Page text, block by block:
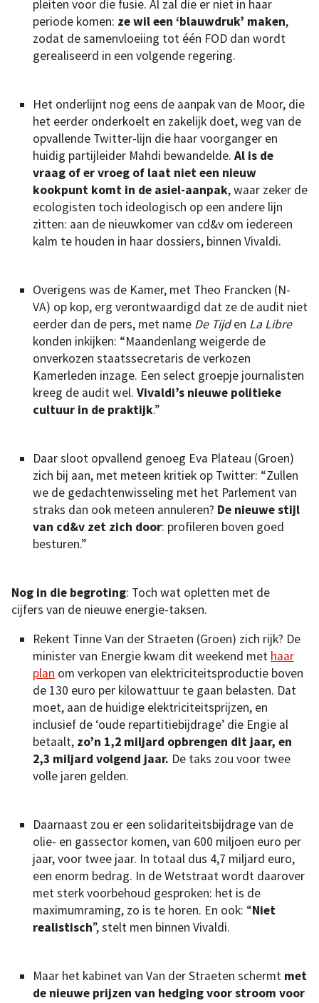
pleiten voor die fusie. Al zal die er niet in haar
periode komen: ze wil een ‘blauwdruk’ maken,
zodat de samenvloeiing tot één FOD dan wordt
gerealiseerd in een volgende regering.
Het onderlijnt nog eens de aanpak van de Moor, die
het eerder onderkoelt en zakelijk doet, weg van de
opvallende Twitter-lijn die haar voorganger en
huidig partijleider Mahdi bewandelde. Al is de
vraag of er vroeg of laat niet een nieuw
kookpunt komt in de asiel-aanpak, waar zeker de
ecologisten toch ideologisch op een andere lijn
zitten: aan de nieuwkomer van cd&v om iedereen
kalm te houden in haar dossiers, binnen Vivaldi.
Overigens was de Kamer, met Theo Francken (N-
VA) op kop, erg verontwaardigd dat ze de audit niet
eerder dan de pers, met name De Tijden La Libre
konden inkijken: “Maandenlang weigerde de
onverkozen staatssecretaris de verkozen
Kamerleden inzage. Een select groepje journalisten
kreeg de audit wel. Vivaldi’s nieuwe politieke
cultuur in de praktijk.”
Daar sloot opvallend genoeg Eva Plateau (Groen)
zich bij aan, met meteen kritiek op Twitter: “Zullen
we de gedachtenwisseling met het Parlement van
straks dan ook meteen annuleren? De nieuwe stijl
van cd&v zet zich door: profileren boven goed
besturen.”
Nog in die begroting: Toch wat opletten met de
cijfers van de nieuwe energie-taksen.
Rekent Tinne Van der Straeten (Groen) zich rijk? De
minister van Energie kwam dit weekend met haar
plan om verkopen van elektriciteitsproductie boven
de 130 euro per kilowattuur te gaan belasten. Dat
moet, aan de huidige elektriciteitsprijzen, en
inclusief de ‘oude repartitiebijdrage’ die Engie al
betaalt, zo’n 1,2 miljard opbrengen dit jaar, en
2,3 miljard volgend jaar. De taks zou voor twee
volle jaren gelden.
Daarnaast zou er een solidariteitsbijdrage van de
olie- en gassector komen, van 600 miljoen euro per
jaar, voor twee jaar. In totaal dus 4,7 miljard euro,
een enorm bedrag. In de Wetstraat wordt daarover
met sterk voorbehoud gesproken: het is de
maximumraming, zo is te horen. En ook: “Niet
realistisch”, stelt men binnen Vivaldi.
Maar het kabinet van Van der Straeten schermt met
de nieuwe prijzen van hedging voor stroom voor